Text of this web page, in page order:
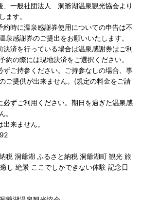
、一般社団法人 洞爺湖温泉観光協会より
ます。
時に温泉感謝券使用についての申告は不
泉感謝券のご提出をお願いいたします。
済を行っている場合は温泉感謝券はご利
約の際には現地決済をご選択ください。
ずご持参ください。ご持参なしの場合、事
ご提供が出来ません。(規定の料金をご請
必ずご利用ください。期日を過ぎた温泉感
。
来ません。
税 洞爺湖 ふるさと納税 洞爺湖町 観光 旅
し 絶景 ここでしかできない体験 記念日